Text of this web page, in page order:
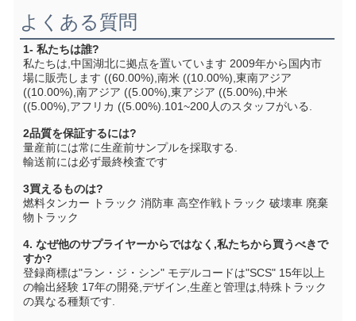
よくある質問
1- 私たちは誰?
私たちは,中国湖北に拠点を置いています 2009年から国内市
場に販売します ((60.00%),南米 ((10.00%),東南アジア
((10.00%),南アジア ((5.00%),東アジア ((5.00%),中米
((5.00%),アフリカ ((5.00%).101~200人のスタッフがいる.
2品質を保証するには?
量産前には常に生産前サンプルを採取する.
輸送前には必ず最終検査です
3買えるものは?
燃料タンカー トラック 消防車 高空作戦トラック 破壊車 廃棄
物トラック
4. なぜ他のサプライヤーからではなく,私たちから買うべきで
すか?
登録商標は"ラン・ジ・シン" モデルコードは"SCS" 15年以上
の輸出経験 17年の開発,デザイン,生産と管理は,特殊トラック
の異なる種類です.